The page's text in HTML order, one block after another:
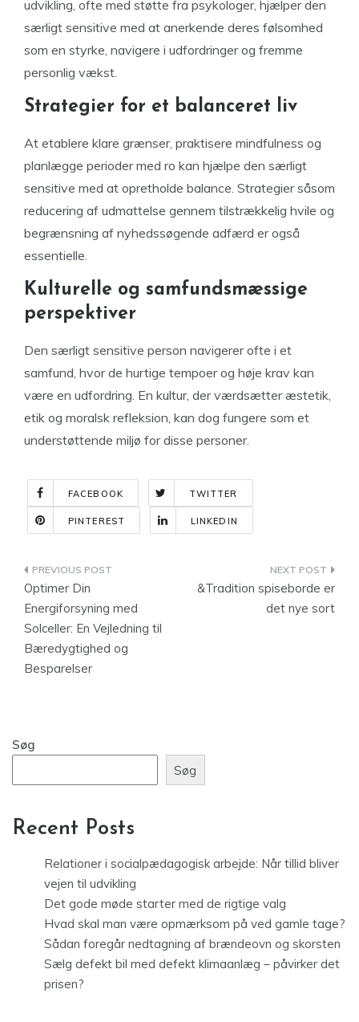
udvikling, ofte med støtte fra psykologer, hjælper den
særligt sensitive med at anerkende deres følsomhed
som en styrke, navigere i udfordringer og fremme
personlig vækst.
Strategier for et balanceret liv
At etablere klare grænser, praktisere mindfulness og
planlægge perioder med ro kan hjælpe den særligt
sensitive med at opretholde balance. Strategier såsom
reducering af udmattelse gennem tilstrækkelig hvile og
begrænsning af nyhedssøgende adfærd er også
essentielle.
Kulturelle og samfundsmæssige
perspektiver
Den særligt sensitive person navigerer ofte i et
samfund, hvor de hurtige tempoer og høje krav kan
være en udfordring. En kultur, der værdsætter æstetik,
etik og moralsk refleksion, kan dog fungere som et
understøttende miljø for disse personer.
FACEBOOK TWITTER
PINTEREST LINKEDIN
Indlægsnavigation
Optimer Din
Energiforsyning med
Solceller: En Vejledning til
Bæredygtighed og
Besparelser
&Tradition spiseborde er
det nye sort
Søg
Søg
Recent Posts
Relationer i socialpædagogisk arbejde: Når tillid bliver
vejen til udvikling
Det gode møde starter med de rigtige valg
Hvad skal man være opmærksom på ved gamle tage?
Sådan foregår nedtagning af brændeovn og skorsten
Sælg defekt bil med defekt klimaanlæg – påvirker det
prisen?